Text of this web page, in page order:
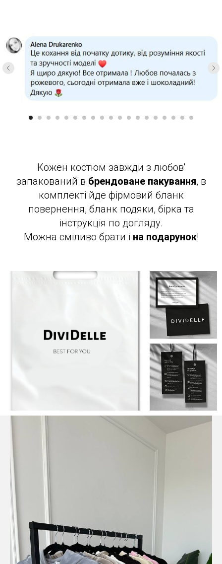
Кожен костюм завжди з любов'
запакований в брендоване пакування, в
комплекті йде фірмовий бланк
повернення, бланк подяки, бірка та
інструкція по догляду.
Можна сміливо брати і на подарунок!